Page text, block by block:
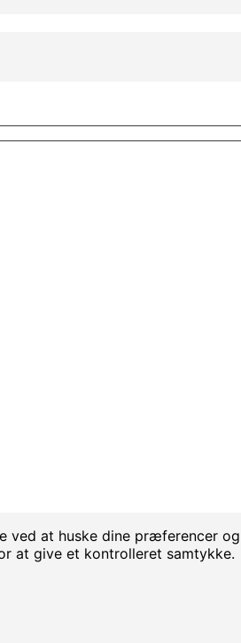
at huske dine præferencer
at give et kontrolleret samtykke.